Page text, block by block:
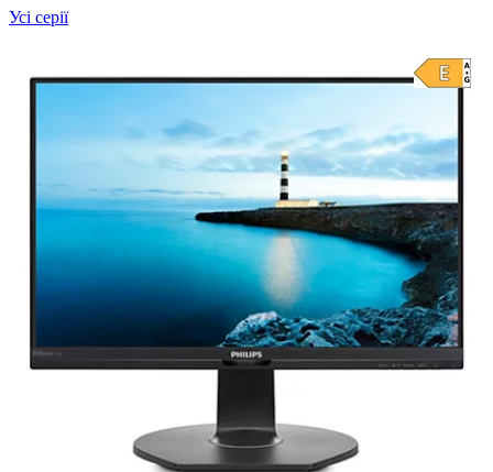
Усі серії